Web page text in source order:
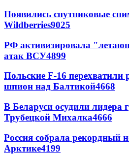
Появились спутниковые
Wildberries9025
РФ активизировала
атак ВСУ4899
Польские F-16 перехватили
шпион над Балтикой4668
В Беларуси осудили лидера
Трубецкой Михалка4666
Россия собрала рекордный
Арктике4199